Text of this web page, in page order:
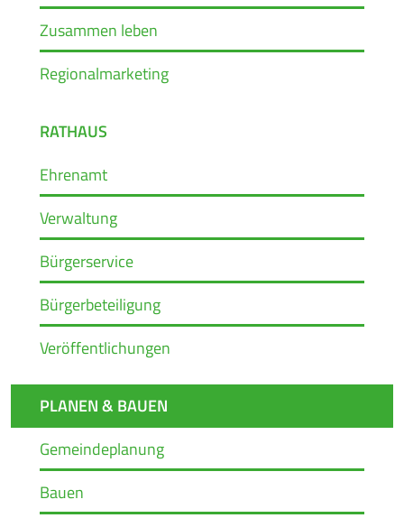
Zusammen leben
Regionalmarketing
RATHAUS
Ehrenamt
Verwaltung
Bürgerservice
Bürgerbeteiligung
Veröffentlichungen
PLANEN & BAUEN
Gemeindeplanung
Bauen